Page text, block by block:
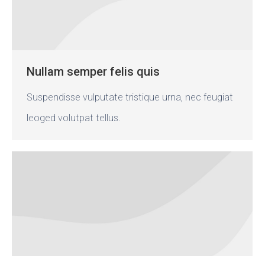
Nullam semper felis quis
Suspendisse vulputate tristique urna, nec feugiat
leoged volutpat tellus.